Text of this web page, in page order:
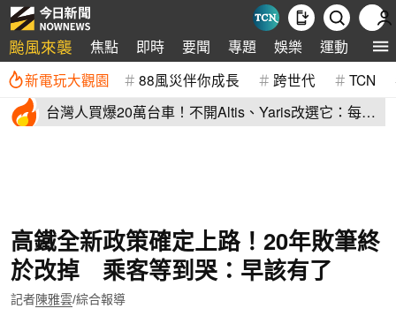
颱風來襲 焦點 即時 要聞 專題 娛樂 運動 全球
新電玩大觀園 88風災伴你成長 跨世代 TCN
台灣人買爆20萬台車！不開Altis、Yaris改選它：每輛
高鐵全新政策確定上路！20年敗筆終
於改掉 乘客等到哭：早該有了
記者陳雅雲/綜合報導